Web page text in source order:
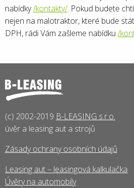
nabídky/kontakty/. Pokud budete
nejen na malotraktor, které bude
DPH, rádi Vám zašleme nabídku /
(c) 2002-2019 B-LEASING s.r.o.
úvěr a leasing aut a strojů
Zásady ochrany osobních údajů
Leasing aut – leasingová kalkulačka
Úvěry na automobily